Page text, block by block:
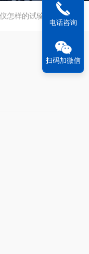
怎样的试验过程
电话咨询
扫码加微信